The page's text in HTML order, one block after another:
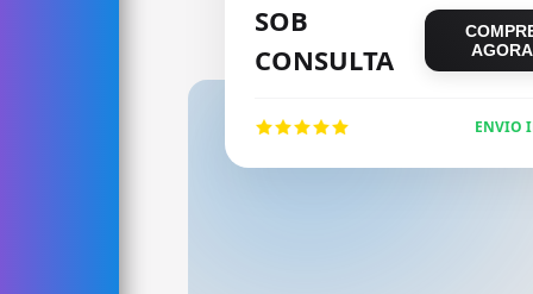
SOB
CONSULTA
AGORA
ENVIO